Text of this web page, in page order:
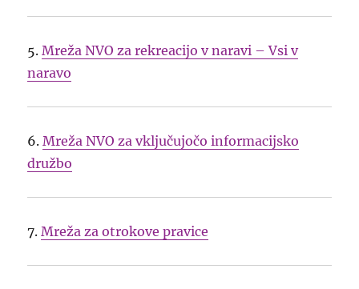
5.Mreža NVO za rekreacijo v naravi – Vsi v
naravo
6.Mreža NVO za vključujočo informacijsko
družbo
7.Mreža za otrokove pravice